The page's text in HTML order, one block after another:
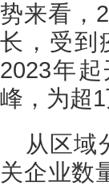
势来看，
长，受到
2023年
峰，为超1
从区域
关企业数